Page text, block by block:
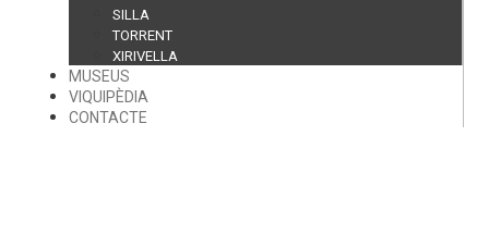
SILLA
TORRENT
XIRIVELLA
MUSEUS
VIQUIPÈDIA
CONTACTE